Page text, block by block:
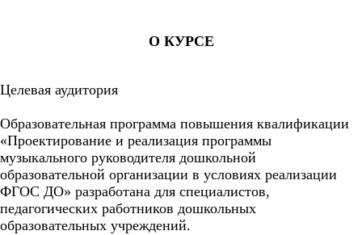
О КУРСЕ
Целевая аудитория
Образовательная программа повышения квалификации
«Проектирование и реализация программы
музыкального руководителя дошкольной
образовательной организации в условиях реализации
ФГОС ДО» разработана для специалистов,
педагогических работников дошкольных
образовательных учреждений.